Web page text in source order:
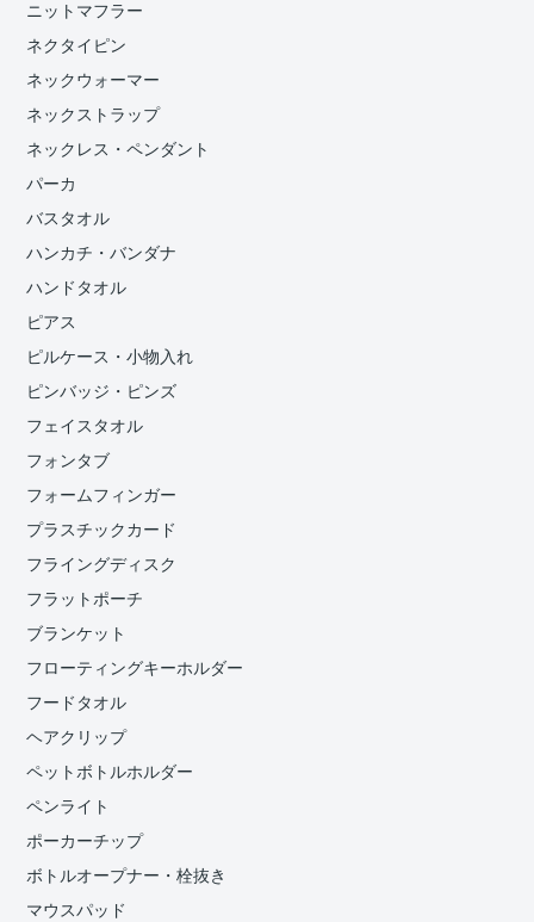
ニットマフラー
ネクタイピン
ネックウォーマー
ネックストラップ
ネックレス・ペンダント
パーカ
バスタオル
ハンカチ・バンダナ
ハンドタオル
ピアス
ピルケース・小物入れ
ピンバッジ・ピンズ
フェイスタオル
フォンタブ
フォームフィンガー
プラスチックカード
フライングディスク
フラットポーチ
ブランケット
フローティングキーホルダー
フードタオル
ヘアクリップ
ペットボトルホルダー
ペンライト
ポーカーチップ
ボトルオープナー・栓抜き
マウスパッド